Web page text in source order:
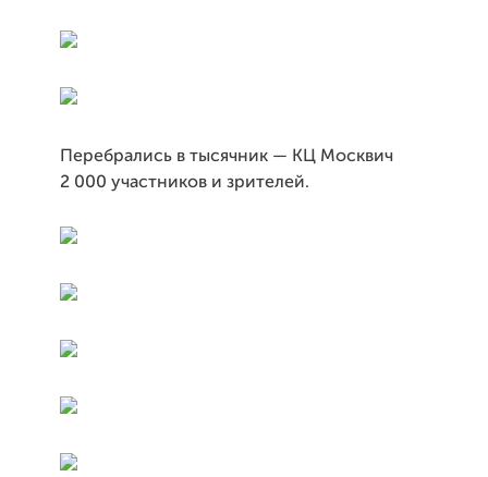
Перебрались в тысячник — КЦ Москвич
2 000 участников и зрителей.